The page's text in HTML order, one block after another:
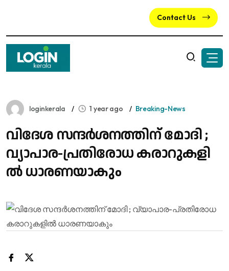
Contact Us
loginkerala 1 year ago Breaking-News
വിദേശ സന്ദർശനത്തിന് മോദി ;
വ്യാ​പാ​ര-​പ്ര​തി​രോ​ധ​ ക​രാ​റു​ക​ളി​
ൽ ധാ​ര​ണ​യാ​കും